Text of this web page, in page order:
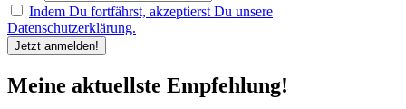
Indem Du fortfährst, akzeptierst Du unsere
Datenschutzerklärung.
Meine aktuellste Empfehlung!